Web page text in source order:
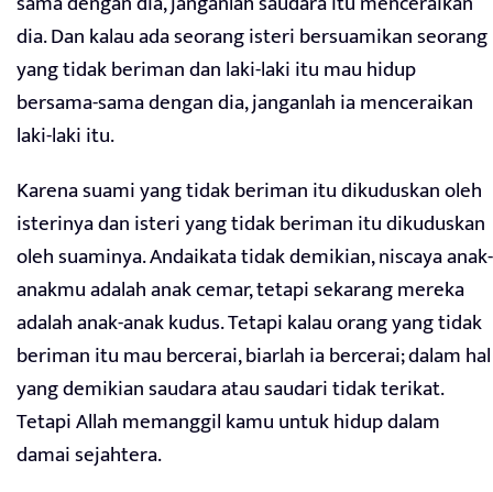
dia. Dan kalau ada seorang isteri bersuamikan seorang
yang tidak beriman dan laki-laki itu mau hidup
bersama-sama dengan dia, janganlah ia menceraikan
laki-laki itu.
Karena suami yang tidak beriman itu dikuduskan oleh
isterinya dan isteri yang tidak beriman itu dikuduskan
oleh suaminya. Andaikata tidak demikian, niscaya anak-
anakmu adalah anak cemar, tetapi sekarang mereka
adalah anak-anak kudus. Tetapi kalau orang yang tidak
beriman itu mau bercerai, biarlah ia bercerai; dalam hal
yang demikian saudara atau saudari tidak terikat.
Tetapi Allah memanggil kamu untuk hidup dalam
damai sejahtera.